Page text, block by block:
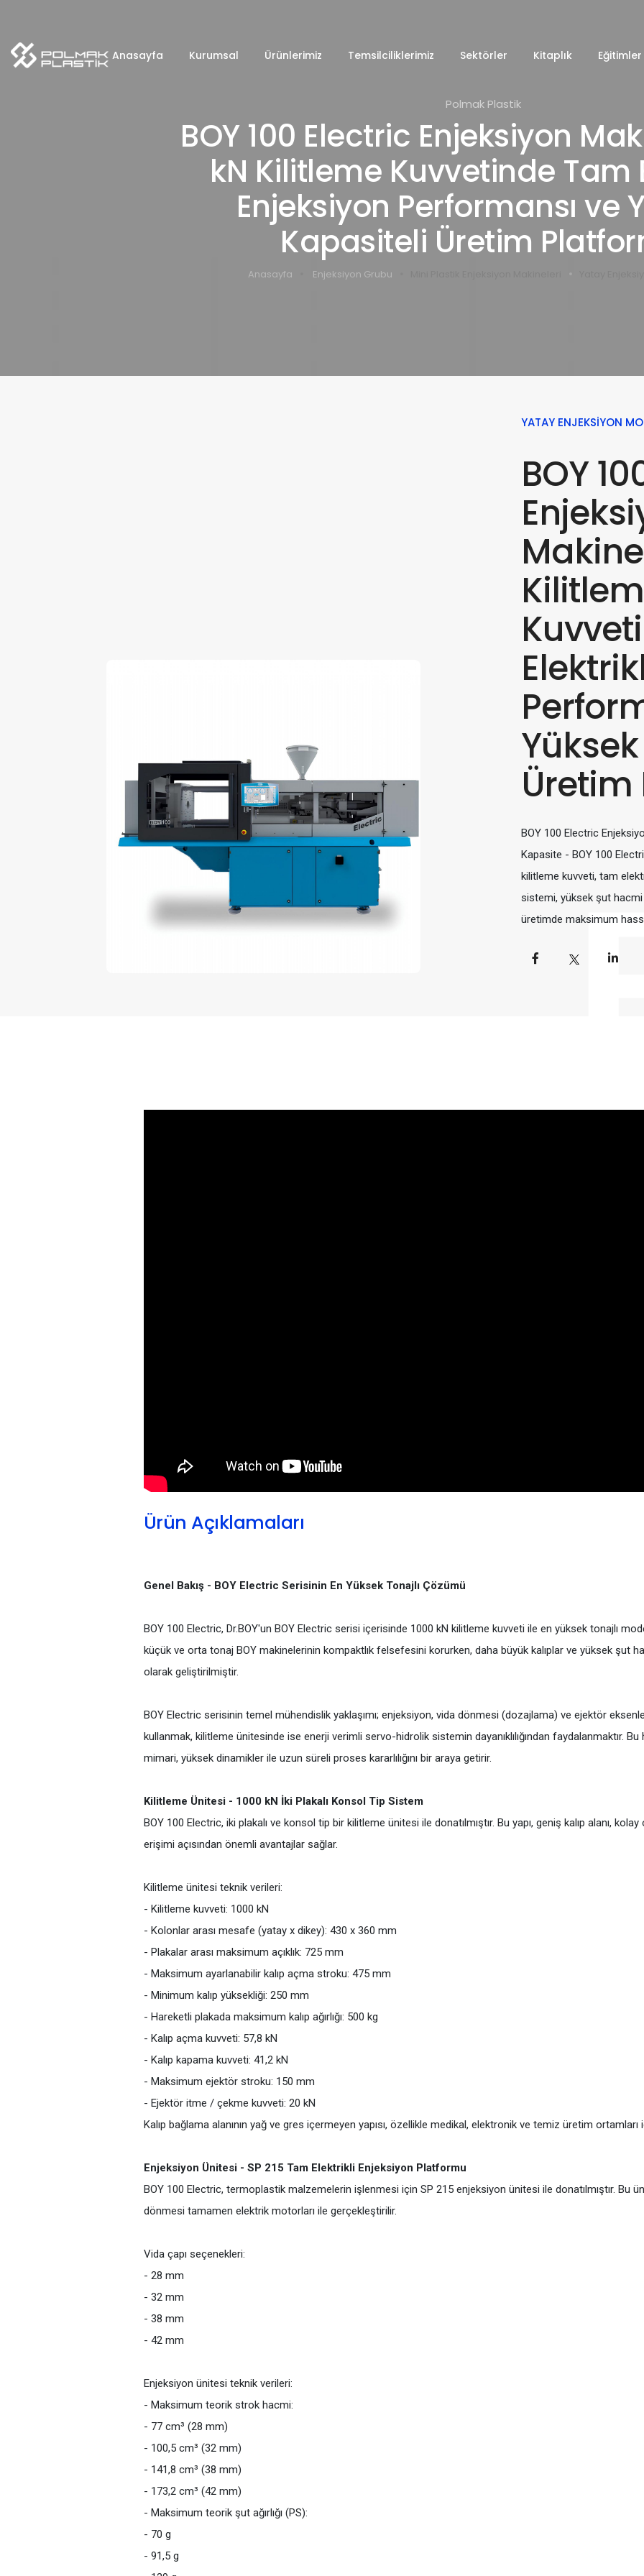
Anasayfa Kurumsal Ürünlerimiz Temsilciliklerimiz Sektörler Kitaplık Eğitimler
Polmak Plastik
BOY 100 Electric Enjeksiyon
kN Kilitleme Kuvvetinde Tam
Enjeksiyon Performansı ve
Kapasiteli Üretim
Anasayfa Enjeksiyon Grubu
YATAY ENJEKSIYON
BOY
BOY 100 Electric
Kapasite - BOY 100
kilitleme kuvveti, tam
sistemi, yüksek şut
üretimde maksimum
Ürün Açıklamaları
Genel Bakış - BOY Electric Serisinin En Yüksek Tonajlı Çözümü
BOY 100 Electric, Dr.BOY'un BOY Electric serisi içerisinde 1000 kN kilitleme kuvveti ile en yüksek tonajlı
küçük ve orta tonaj BOY makinelerinin kompaktlık felsefesini korurken, daha büyük kalıplar ve yüksek şut
olarak geliştirilmiştir.
BOY Electric serisinin temel mühendislik yaklaşımı; enjeksiyon, vida dönmesi (dozajlama) ve ejektör
kullanmak, kilitleme ünitesinde ise enerji verimli servo-hidrolik sistemin dayanıklılığından faydalanmaktır.
mimari, yüksek dinamikler ile uzun süreli proses kararlılığını bir araya getirir.
Kilitleme Ünitesi - 1000 kN İki Plakalı Konsol Tip Sistem
BOY 100 Electric, iki plakalı ve konsol tip bir kilitleme ünitesi ile donatılmıştır. Bu yapı, geniş kalıp alanı,
erişimi açısından önemli avantajlar sağlar.
Kilitleme ünitesi teknik verileri:
- Kilitleme kuvveti: 1000 kN
- Kolonlar arası mesafe (yatay x dikey): 430 x 360 mm
- Plakalar arası maksimum açıklık: 725 mm
- Maksimum ayarlanabilir kalıp açma stroku: 475 mm
- Minimum kalıp yüksekliği: 250 mm
- Hareketli plakada maksimum kalıp ağırlığı: 500 kg
- Kalıp açma kuvveti: 57,8 kN
- Kalıp kapama kuvveti: 41,2 kN
- Maksimum ejektör stroku: 150 mm
- Ejektör itme / çekme kuvveti: 20 kN
Kalıp bağlama alanının yağ ve gres içermeyen yapısı, özellikle medikal, elektronik ve temiz üretim
Enjeksiyon Ünitesi - SP 215 Tam Elektrikli Enjeksiyon Platformu
BOY 100 Electric, termoplastik malzemelerin işlenmesi için SP 215 enjeksiyon ünitesi ile donatılmıştır. Bu
dönmesi tamamen elektrik motorları ile gerçekleştirilir.
Vida çapı seçenekleri:
- 28 mm
- 32 mm
- 38 mm
- 42 mm
Enjeksiyon ünitesi teknik verileri:
- Maksimum teorik strok hacmi:
- 77 cm³ (28 mm)
- 100,5 cm³ (32 mm)
- 141,8 cm³ (38 mm)
- 173,2 cm³ (42 mm)
- Maksimum teorik şut ağırlığı (PS):
- 70 g
- 91,5 g